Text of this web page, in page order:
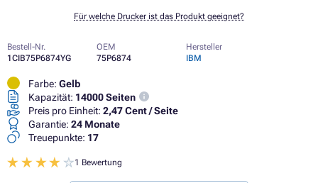
Für welche Drucker ist das Produkt geeignet?
Bestell-Nr.
1CIB75P6874YG
OEM
75P6874
Hersteller
IBM
Farbe: Gelb
Kapazität: 14000 Seiten
Preis pro Einheit: 2,47 Cent / Seite
Garantie: 24 Monate
Treuepunkte: 17
1 Bewertung